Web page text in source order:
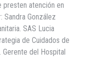
presten atención en
Sandra González
SAS Lucia
de Cuidados de
Gerente del Hospital